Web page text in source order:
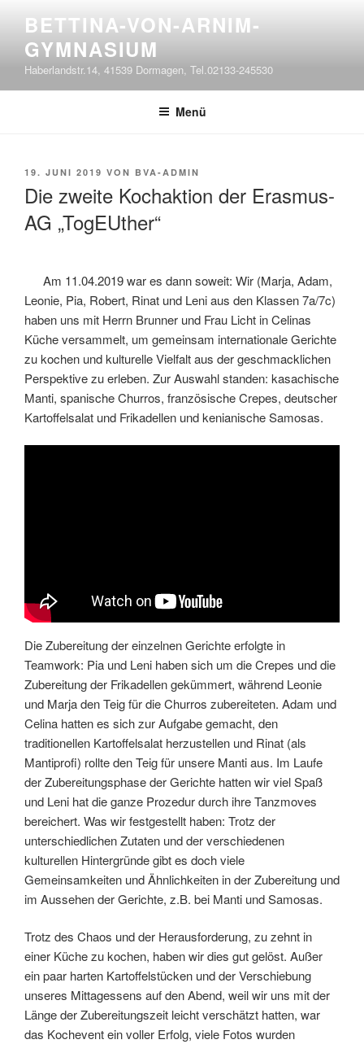
springen
BETTINA-VON-ARNIM-
GYMNASIUM
Haberlandstr.14, 41539 Dormagen, Tel.02133-245530
Menü
VERÖFFENTLICHT
19. JUNI 2019 VON BVA-ADMIN
Die zweite Kochaktion der Erasmus-
AG „TogEUther“
Am 11.04.2019 war es dann soweit: Wir (Marja, Adam,
Leonie, Pia, Robert, Rinat und Leni aus den Klassen 7a/7c)
haben uns mit Herrn Brunner und Frau Licht in Celinas
Küche versammelt, um gemeinsam internationale Gerichte
zu kochen und kulturelle Vielfalt aus der geschmacklichen
Perspektive zu erleben. Zur Auswahl standen: kasachische
Manti, spanische Churros, französische Crepes, deutscher
Kartoffelsalat und Frikadellen und kenianische Samosas.
Die Zubereitung der einzelnen Gerichte erfolgte in
Teamwork: Pia und Leni haben sich um die Crepes und die
Zubereitung der Frikadellen gekümmert, während Leonie
und Marja den Teig für die Churros zubereiteten. Adam und
Celina hatten es sich zur Aufgabe gemacht, den
traditionellen Kartoffelsalat herzustellen und Rinat (als
Mantiprofi) rollte den Teig für unsere Manti aus. Im Laufe
der Zubereitungsphase der Gerichte hatten wir viel Spaß
und Leni hat die ganze Prozedur durch ihre Tanzmoves
bereichert. Was wir festgestellt haben: Trotz der
unterschiedlichen Zutaten und der verschiedenen
kulturellen Hintergründe gibt es doch viele
Gemeinsamkeiten und Ähnlichkeiten in der Zubereitung und
im Aussehen der Gerichte, z.B. bei Manti und Samosas.
Trotz des Chaos und der Herausforderung, zu zehnt in
einer Küche zu kochen, haben wir dies gut gelöst. Außer
ein paar harten Kartoffelstücken und der Verschiebung
unseres Mittagessens auf den Abend, weil wir uns mit der
Länge der Zubereitungszeit leicht verschätzt hatten, war
das Kochevent ein voller Erfolg, viele Fotos wurden